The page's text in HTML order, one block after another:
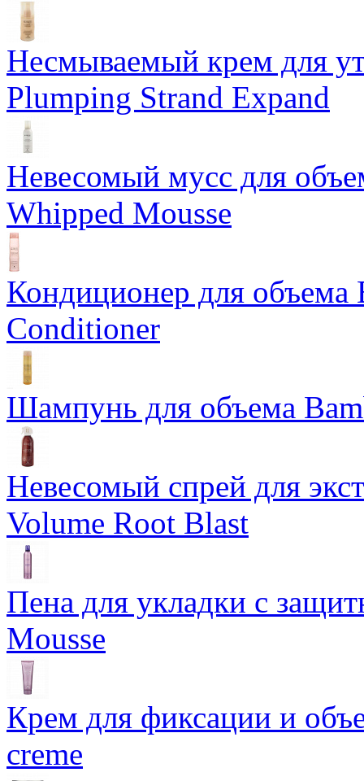
Несмываемый крем для
Plumping Strand Expand
Невесомый мусс для
Whipped Mousse
Кондиционер для объема
Conditioner
Шампунь для объема
Невесомый спрей для
Volume Root Blast
Пена для укладки с
Mousse
Крем для фиксации и
creme